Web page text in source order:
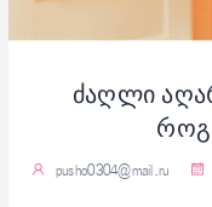
ძაღლი
pusho0304@mail.ru